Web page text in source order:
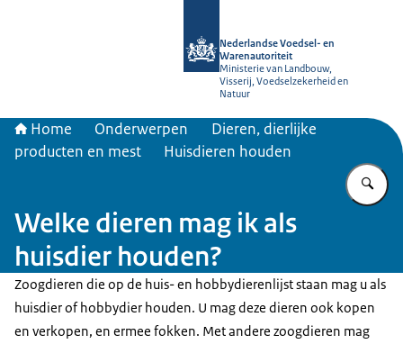
Nederlandse Voedsel- en
Warenautoriteit
Ministerie van Landbouw,
Visserij, Voedselzekerheid en
Natuur
Home Onderwerpen
Dieren, dierlijke
producten en mest
Huisdieren houden
Welke dieren mag ik als
huisdier houden?
Zoogdieren die op de huis- en hobbydierenlijst staan mag u als
huisdier of hobbydier houden. U mag deze dieren ook kopen
en verkopen, en ermee fokken. Met andere zoogdieren mag